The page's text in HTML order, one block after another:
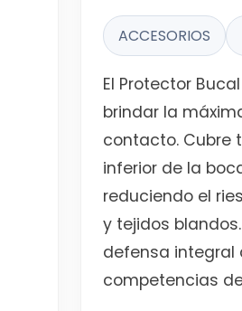
ACCESORIOS
El Protector
brindar la
contacto. Cubre
inferior de la
reduciendo el
y tejidos
defensa integral
competencias